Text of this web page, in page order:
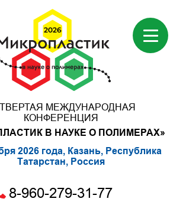
МЕЖДУНАРОДНАЯ
КОНФЕРЕНЦИЯ
В НАУКЕ О ПОЛИМЕРАХ»
2026 года, Казань, Республика
Татарстан, Россия
8-960-279-31-77